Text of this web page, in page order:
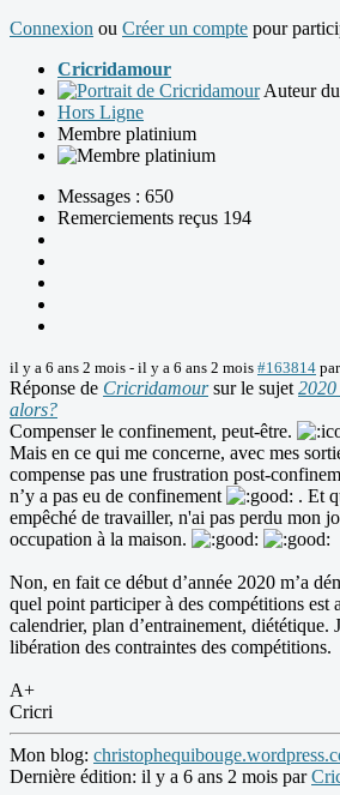
Connexion ou Créer un compte pour
Cricridamour
Auteur
Hors Ligne
Membre platinium
Messages : 650
Remerciements reçus 194
il y a 6 ans 2 mois - il y a 6 ans 2 mois #163814 par
Réponse de Cricridamoursur le sujet 2020
alors?
Compenser le confinement, peut-être.
Mais en ce qui me concerne, avec mes
compense pas une frustration post-
n’y a pas eu de confinement
. Et
empêché de travailler, n'ai pas perdu mon
occupation à la maison.
Non, en fait ce début d’année 2020 m’a
quel point participer à des compétitions est
calendrier, plan d’entrainement, diététique.
libération des contraintes des compétitions.
A+
Cricri
Mon blog:
Dernière édition: il y a 6 ans 2 mois par